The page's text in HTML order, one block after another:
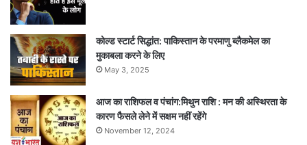
कोल्ड स्टार्ट सिद्धांत: पाकिस्तान के परमाणु ब्लैकमेल का
मुकाबला करने के लिए
May 3, 2025
आज का राशिफल व पंचांग:मिथुन राशि : मन की अस्थिरता के
कारण फैसले लेने में सक्षम नहीं रहेंगे
November 12, 2024